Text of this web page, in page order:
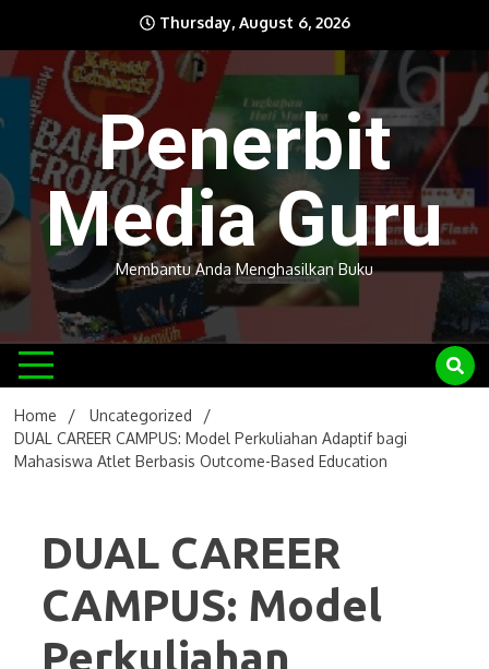
content
Thursday, August 6, 2026
Penerbit
Media Guru
Membantu Anda Menghasilkan Buku
Home
Uncategorized
DUAL CAREER CAMPUS: Model Perkuliahan Adaptif bagi
Mahasiswa Atlet Berbasis Outcome-Based Education
DUAL CAREER
CAMPUS: Model
Perkuliahan